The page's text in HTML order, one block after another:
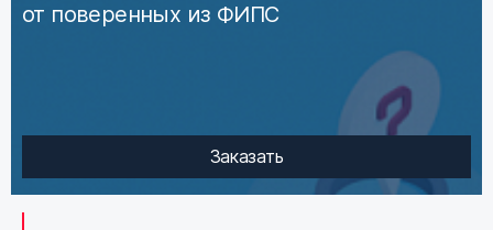
от поверенных из ФИПС
Заказать